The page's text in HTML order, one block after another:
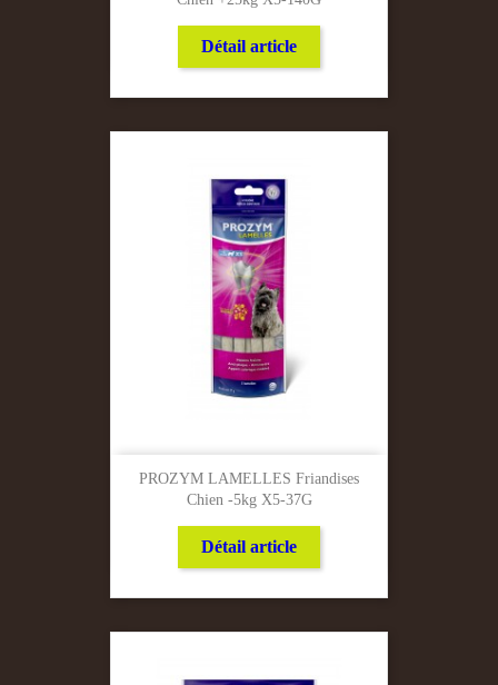
Détail article
PROZYM LAMELLES Friandises
Chien -5kg X5-37G
Détail article